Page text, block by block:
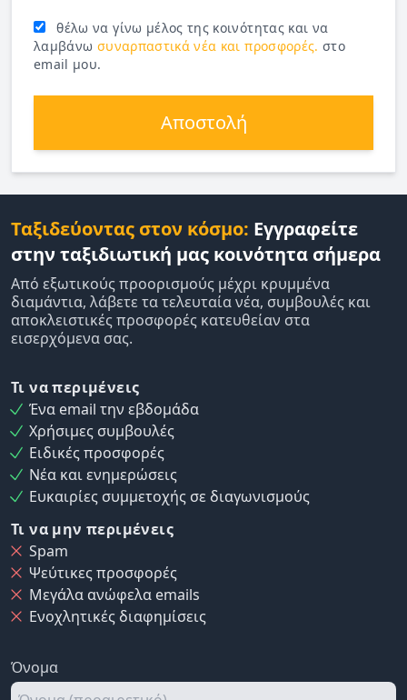
θέλω να γίνω μέλος της κοινότητας και να
λαμβάνω συναρπαστικά νέα και προσφορές. στο
email μου.
Αποστολή
Ταξιδεύοντας στον κόσμο: Εγγραφείτε
στην ταξιδιωτική μας κοινότητα σήμερα
Από εξωτικούς προορισμούς μέχρι κρυμμένα
διαμάντια, λάβετε τα τελευταία νέα, συμβουλές και
αποκλειστικές προσφορές κατευθείαν στα
εισερχόμενα σας.
Τι να περιμένεις
Ένα email την εβδομάδα
Χρήσιμες συμβουλές
Ειδικές προσφορές
Νέα και ενημερώσεις
Ευκαιρίες συμμετοχής σε διαγωνισμούς
Τι να μην περιμένεις
Spam
Ψεύτικες προσφορές
Μεγάλα ανώφελα emails
Ενοχλητικές διαφημίσεις
Όνομα